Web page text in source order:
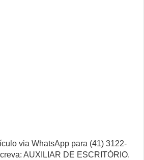
via WhatsApp para (41) 3122-
AUXILIAR DE ESCRITÓRIO.